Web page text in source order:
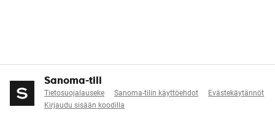
Sanoma-tili
Tietosuojalauseke Sanoma-tilin käyttöehdot
Evästekäytännöt
Kirjaudu sisään koodilla